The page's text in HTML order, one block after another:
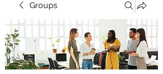
Groups